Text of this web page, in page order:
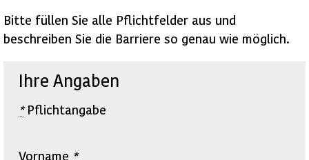
Bitte füllen Sie alle Pflichtfelder aus und
beschreiben Sie die Barriere so genau wie möglich.
Ihre Angaben
*Pflichtangabe
Vorname *